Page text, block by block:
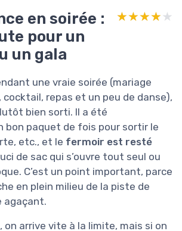
en soirée :
pour un
un gala
★★★★★
★★★★★
une vraie soirée (mariage
cocktail, repas et un peu de danse),
bien sorti. Il a été
bon paquet de fois pour sortir le
etc., et le fermoir est resté
de sac qui s’ouvre tout seul ou
C’est un point important, parce
en plein milieu de la piste de
agaçant.
on arrive vite à la limite, mais si on